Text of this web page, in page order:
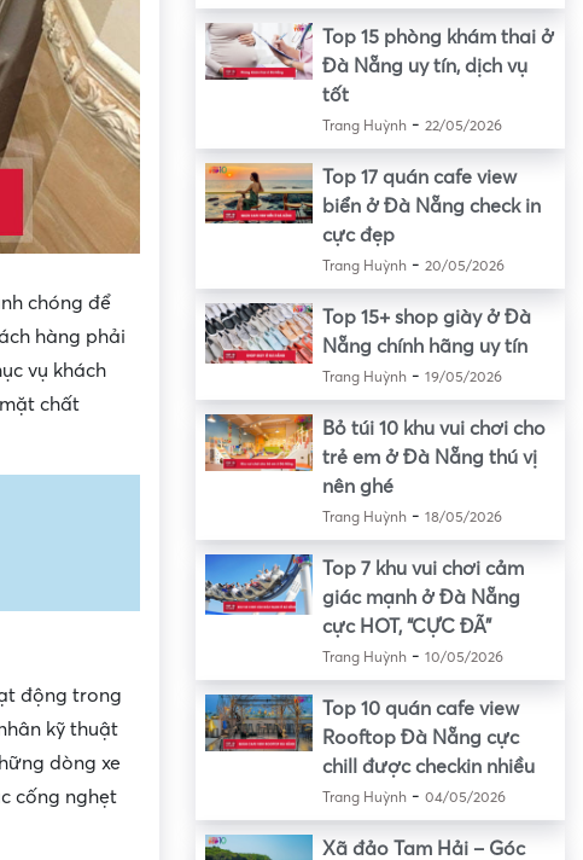
chóng để
hàng phải
vụ khách
chất
động trong
kỹ thuật
dòng xe
cống nghẹt
Top 15 phòng khám thai ở
Đà Nẵng uy tín, dịch vụ
tốt
Trang Huỳnh- 22/05/2026
Top 17 quán cafe view
biển ở Đà Nẵng check in
cực đẹp
Trang Huỳnh- 20/05/2026
Top 15+ shop giày ở Đà
Nẵng chính hãng uy tín
Trang Huỳnh- 19/05/2026
Bỏ túi 10 khu vui chơi cho
trẻ em ở Đà Nẵng thú vị
nên ghé
Trang Huỳnh- 18/05/2026
Top 7 khu vui chơi cảm
giác mạnh ở Đà Nẵng
cực HOT, “CỰC ĐÃ”
Trang Huỳnh- 10/05/2026
Top 10 quán cafe view
Rooftop Đà Nẵng cực
chill được checkin nhiều
Trang Huỳnh- 04/05/2026
Xã đảo Tam Hải – Góc